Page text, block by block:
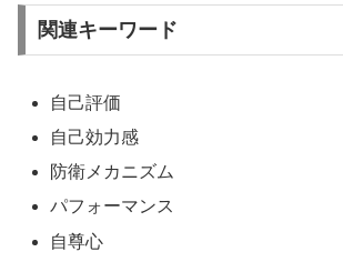
関連キーワード
自己評価
自己効力感
防衛メカニズム
パフォーマンス
自尊心